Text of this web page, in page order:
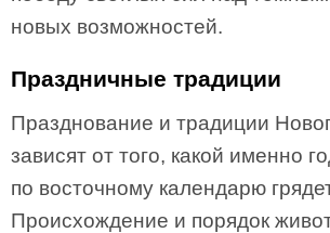
новых возможностей.
Праздничные традиции
Празднование и традиции
зависят от того, какой именно
по восточному календарю
Происхождение и порядок